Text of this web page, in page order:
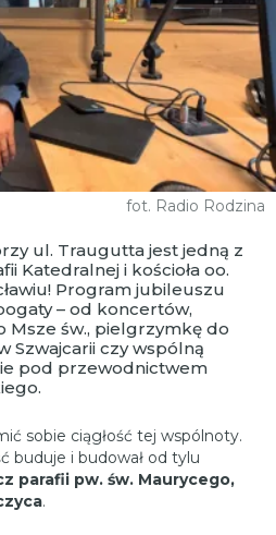
fot. Radio Rodzina
ul. Traugutta jest jedną z
Katedralnej i kościoła oo.
Program jubileuszu
– od koncertów,
Msze św., pielgrzymkę do
Szwajcarii czy wspólną
pod przewodnictwem
sobie ciągłość tej wspólnoty.
buduje i budował od tylu
parafii pw. św. Maurycego,
.